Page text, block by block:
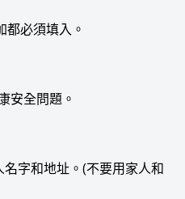
都必須填入。
安全問題。
字和地址。(不要用家人和